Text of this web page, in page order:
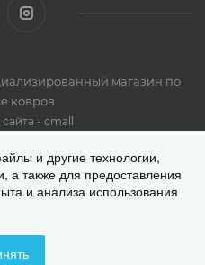
магазин по
ковров
- cmall
и другие технологии,
а также для предоставления
и анализа использования